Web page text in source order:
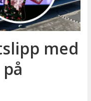
med